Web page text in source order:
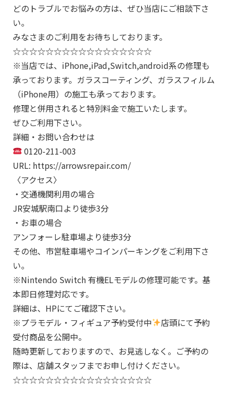
どのトラブルでお悩みの方は、ぜひ当店にご相談下さ
い。
みなさまのご利用をお待ちしております。
☆☆☆☆☆☆☆☆☆☆☆☆☆☆☆☆☆
※当店では、iPhone,iPad,Switch,android系の修理も
承っております。ガラスコーティング、ガラスフィルム
（iPhone用）の施工も承っております。
修理と併用されると特別料金で施工いたします。
ぜひご利用下さい。
詳細・お問い合わせは
0120-211-003
URL: https://arrowsrepair.com/
〈アクセス〉
・交通機関利用の場合
JR安城駅南口より徒歩3分
・お車の場合
アンフォーレ駐車場より徒歩3分
その他、市営駐車場やコインパーキングをご利用下さ
い。
※Nintendo Switch 有機ELモデルの修理可能です。基
本即日修理対応です。
詳細は、HPにてご確認下さい。
※プラモデル・フィギュア予約受付中
店頭にて予約
受付商品を公開中。
随時更新しておりますので、お見逃しなく。ご予約の
際は、店舗スタッフまでお申し付けください。
☆☆☆☆☆☆☆☆☆☆☆☆☆☆☆☆☆